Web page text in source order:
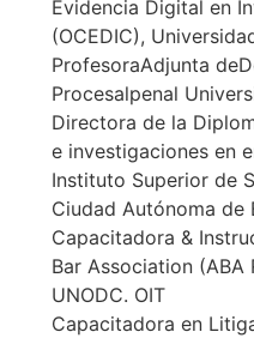
Evidencia Digital en
(OCEDIC),
ProfesoraAdjunta
Procesalpenal
Directora de la
e investigaciones en
Instituto Superior de
Ciudad Autónoma de
Capacitadora &
Bar Association (ABA
UNODC. OIT
Capacitadora en